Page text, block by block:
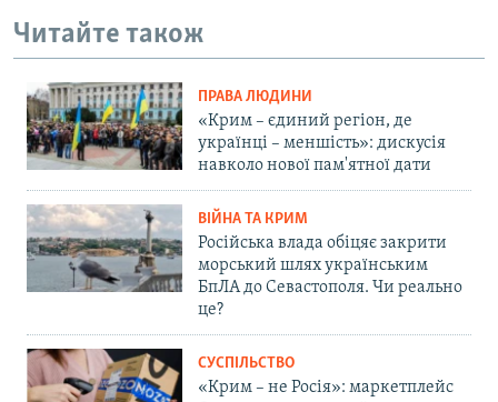
Читайте також
ПРАВА ЛЮДИНИ
«Крим – єдиний регіон, де
українці – меншість»: дискусія
навколо нової пам'ятної дати
ВІЙНА ТА КРИМ
Російська влада обіцяє закрити
морський шлях українським
БпЛА до Севастополя. Чи реально
це?
СУСПІЛЬСТВО
«Крим – не Росія»: маркетплейс